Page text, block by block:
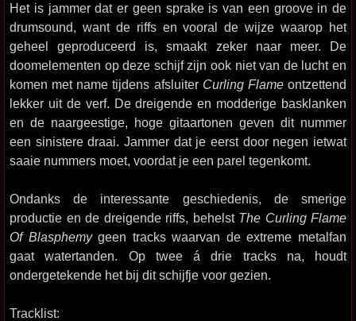
Het is jammer dat er geen sprake is van een groove in de
drumsound, want de riffs en vooral de wijze waarop het
geheel geproduceerd is, smaakt zeker naar meer. De
doomelementen op deze schijf zijn ook niet van de lucht en
komen met name tijdens afsluiter Curling Flameontzettend
lekker uit de verf. De dreigende en modderige basklanken
en de naargeestige, hoge gitaartonen geven dit nummer
een sinistere draai. Jammer dat je eerst door negen ietwat
saaie nummers moet, voordat je een parel tegenkomt.
Ondanks de interessante geschiedenis, de smerige
productie en de dreigende riffs, behelst The Curling Flame
Of Blasphemygeen tracks waarvan de extreme metalfan
gaat watertanden. Op twee á drie tracks na, houdt
ondergetekende het bij dit schijfje voor gezien.
Tracklist: